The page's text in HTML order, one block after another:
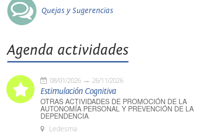
Quejas y Sugerencias
Agenda actividades
08/01/2026 26/11/2026
Estimulación Cognitiva
OTRAS ACTIVIDADES DE PROMOCIÓN DE LA
AUTONOMÍA PERSONAL Y PREVENCIÓN DE LA
DEPENDENCIA
Ledesma